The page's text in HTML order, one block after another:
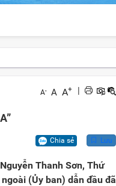
A- A A+ |
Chia sẻ Lưu
Thanh Sơn, Thứ
(Ủy ban) dẫn đầu đã